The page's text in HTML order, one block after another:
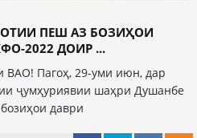
ПЕШ АЗ БОЗИҲОИ
2022 ДОИР ...
ВАО! Пагоҳ, 29-уми июн, дар
ҷумҳуриявии шаҳри Душанбе
даври